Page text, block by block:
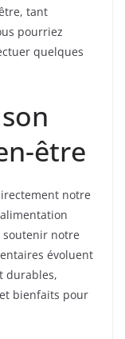
tant
pourriez
quelques
être
notre
notre
évoluent
durables,
bienfaits pour